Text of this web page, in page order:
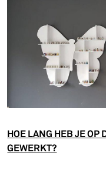
HOE LANG HEB JE OP
GEWERKT?